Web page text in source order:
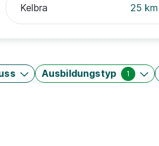
25 km
Ausbildungstyp 1